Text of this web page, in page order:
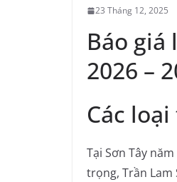
23 Tháng 12, 2025
Báo giá
2026 –
Các
Tại Sơn Tây
trọng, Trần Lam